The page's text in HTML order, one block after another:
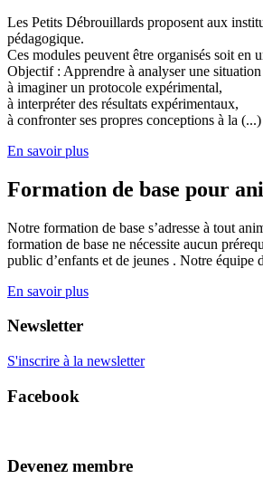
Les Petits Débrouillards proposent aux
pédagogique.
Ces modules peuvent être organisés soit en
Objectif : Apprendre à analyser une situation
à imaginer un protocole expérimental,
à interpréter des résultats expérimentaux,
à confronter ses propres conceptions à la (...)
En savoir plus
Formation de base pour
Notre formation de base s’adresse à tout
formation de base ne nécessite aucun
public d’enfants et de jeunes . Notre
En savoir plus
Newsletter
S'inscrire à la newsletter
Facebook
Devenez membre